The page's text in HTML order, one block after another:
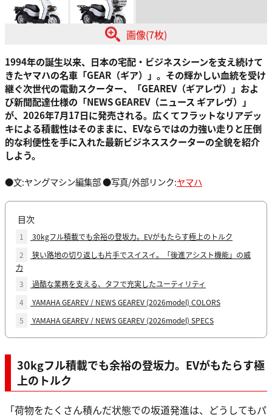
画像(7枚)
1994年の誕生以来、日本の宅配・ビジネスシーンを支え続けて
きたヤマハの名車「GEAR（ギア）」。その輝かしい血統を受け
継ぐ次世代の電動スクーター、「GEAREV（ギアレヴ）」およ
び新聞配達仕様の「NEWS GEAREV（ニュース ギアレヴ）」
が、2026年7月17日に発売される。広くてフラットなリアデッ
キによる積載性はそのままに、EVならではの力強い走りと圧倒
的な利便性を手に入れた最新ビジネススクーターの全貌を紹介
しよう。
●文:ヤングマシン編集部 ●写真/外部リンク:ヤマハ
目次
1
30kgフル積載でも余裕の登坂力。EVがもたらす極上のトルク
2
狭い路地の切り返しも片手でスイスイ。「後進アシスト機能」の威
力
3
過酷な業務を支える、タフで充実したユーティリティ
4
YAMAHA GEAREV / NEWS GEAREV (2026model) COLORS
5
YAMAHA GEAREV / NEWS GEAREV (2026model) SPECS
30kgフル積載でも余裕の登坂力。EVがもたらす極
上のトルク
「荷物をたくさん積んだ状態での坂道発進は、どうしてもパ